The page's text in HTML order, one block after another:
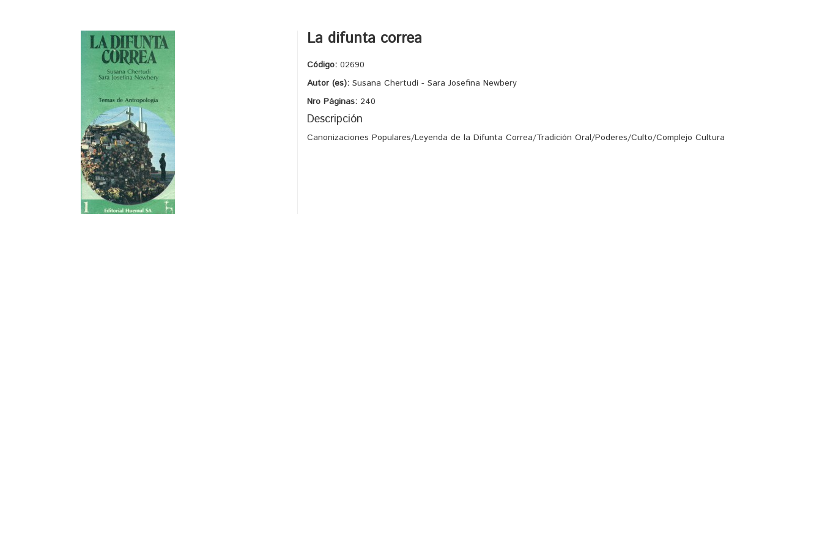
La difunta correa
Código: 02690
Autor (es): Susana Chertudi - Sara Josefina Newbery
Nro Páginas: 240
Descripción
Canonizaciones Populares/Leyenda de la Difunta Correa/Tradición Oral/Poderes/Culto/Complejo Cultura